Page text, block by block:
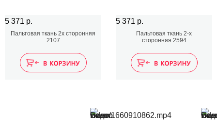
5 371 р.
Пальтовая ткань 2х сторонняя
2107
5 371 р.
Пальтовая ткань 2-х
сторонняя 2594